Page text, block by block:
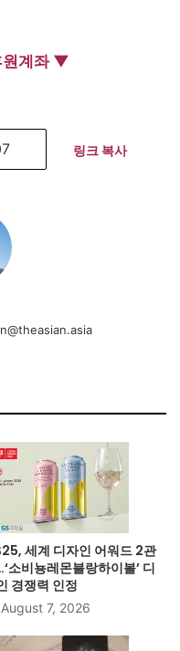
원계좌 ▼
링크 복사
세계 디자인 어워드 2관
소비뇽레몬블랑하이볼’ 디
경쟁력 인정
August 7, 2026